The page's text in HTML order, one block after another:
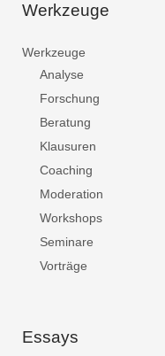
Werkzeuge
Werkzeuge
Analyse
Forschung
Beratung
Klausuren
Coaching
Moderation
Workshops
Seminare
Vorträge
Essays